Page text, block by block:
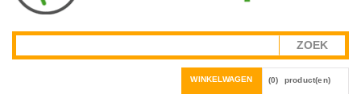
WINKELWAGEN (0) product(en)